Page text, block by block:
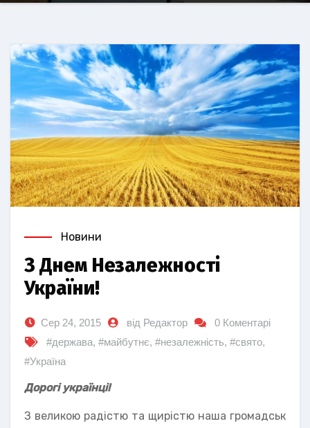
Новини
З Днем Незалежності
України!
Сер 24, 2015 від Редактор
0 Коментарі
#держава, #майбутнє, #незалежність, #свято,
#Україна
Дорогі українці!
З великою радістю та щирістю наша громадськ